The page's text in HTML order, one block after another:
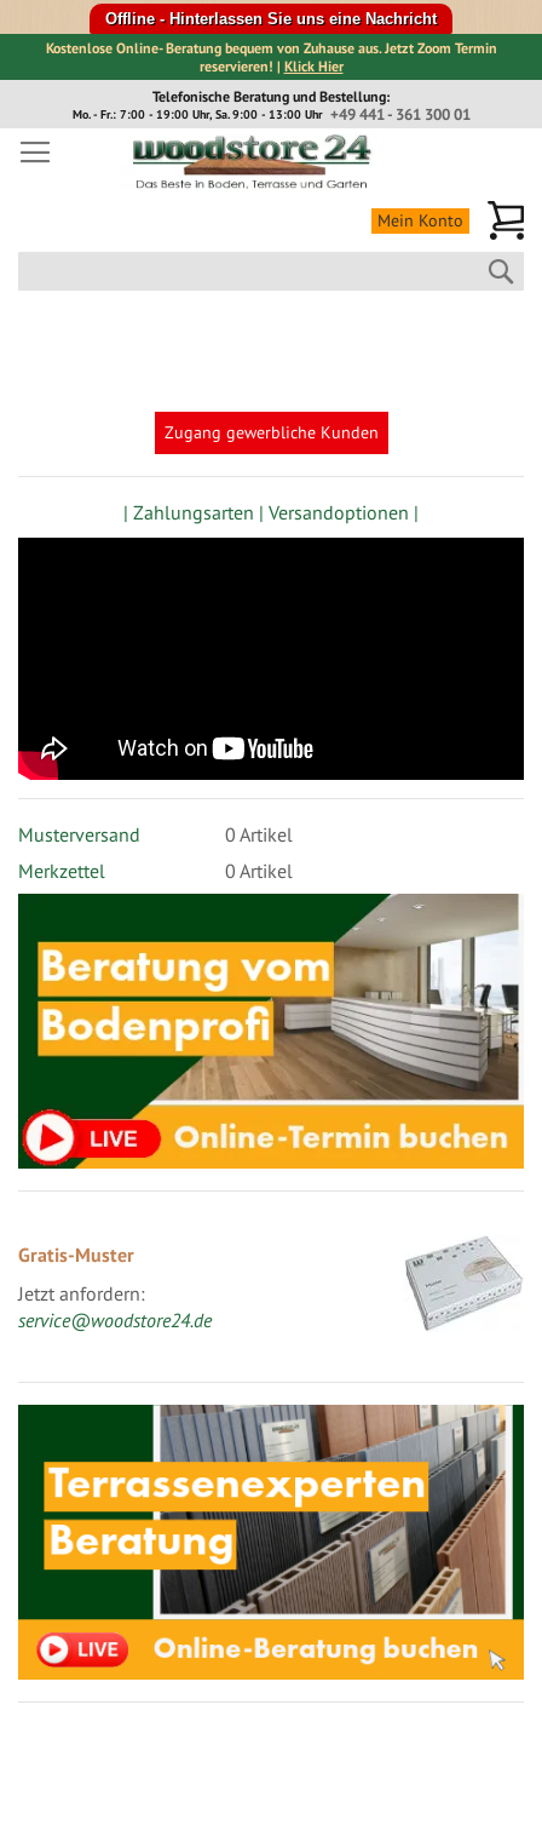
Offline - Hinterlassen Sie uns eine Nachricht
Kostenlose Online- Beratung bequem von Zuhause aus. Jetzt Zoom Termin
reservieren! | Klick Hier
Inhalt
Telefonische Beratung und Bestellung:
+49 441 - 361 300 01
Mo. - Fr.: 7:00 - 19:00 Uhr, Sa. 9:00 - 13:00 Uhr
Mein Konto
Zugang gewerbliche Kunden
| Zahlungsarten | Versandoptionen |
Musterversand 0 Artikel
Merkzettel
0 Artikel
Gratis-Muster
Jetzt anfordern:
service@woodstore24.de